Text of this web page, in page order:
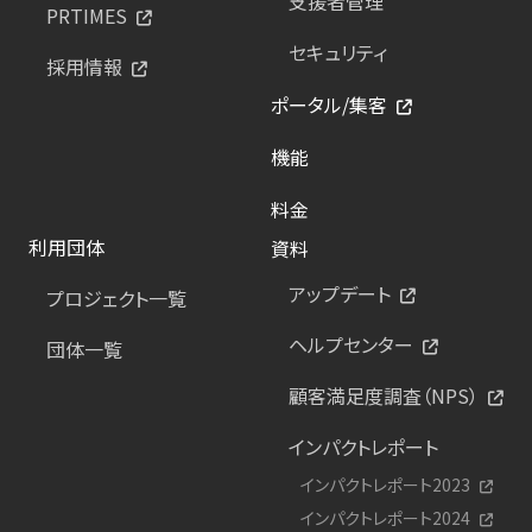
PRTIMES
採用情報
セキュリティ
ポータル/集客
機能
料金
利用団体
プロジェクト一覧
団体一覧
資料
アップデート
ヘルプセンター
顧客満足度調査（NPS）
インパクトレポート
インパクトレポート2023
インパクトレポート2024